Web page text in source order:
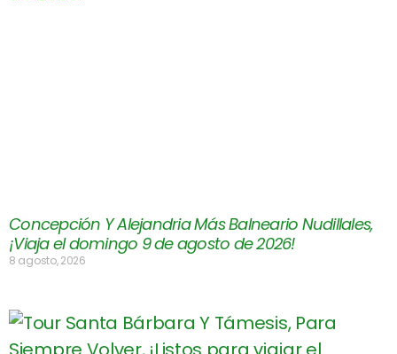
Concepción Y Alejandria Más Balneario Nudillales,
¡Viaja el domingo 9 de agosto de 2026!
8 agosto, 2026